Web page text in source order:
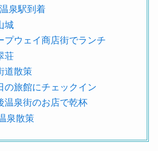
泉駅到着
城
プウェイ商店街でランチ
荘
道散策
の旅館にチェックイン
温泉街のお店で乾杯
泉散策